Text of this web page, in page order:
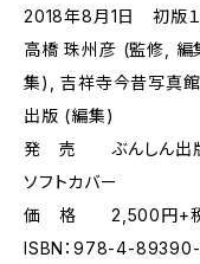
2018年8月1日 初版
高橋 珠州彦 (監修, 編
集), 吉祥寺今昔写真
出版 (編集)
発 売 ぶんしん出
ソフトカバー
価 格 2,500円+
ISBN：978-4-